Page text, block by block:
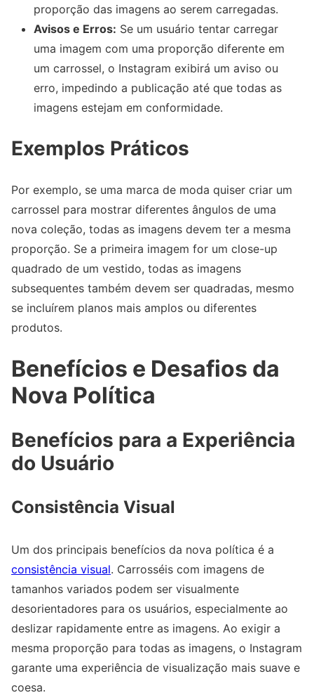
proporção das imagens ao serem carregadas.
Avisos e Erros: Se um usuário tentar carregar
uma imagem com uma proporção diferente em
um carrossel, o Instagram exibirá um aviso ou
erro, impedindo a publicação até que todas as
imagens estejam em conformidade.
Exemplos Práticos
Por exemplo, se uma marca de moda quiser criar um
carrossel para mostrar diferentes ângulos de uma
nova coleção, todas as imagens devem ter a mesma
proporção. Se a primeira imagem for um close-up
quadrado de um vestido, todas as imagens
subsequentes também devem ser quadradas, mesmo
se incluírem planos mais amplos ou diferentes
produtos.
Benefícios e Desafios da
Nova Política
Benefícios para a Experiência
do Usuário
Consistência Visual
Um dos principais benefícios da nova política é a
consistência visual. Carrosséis com imagens de
tamanhos variados podem ser visualmente
desorientadores para os usuários, especialmente ao
deslizar rapidamente entre as imagens. Ao exigir a
mesma proporção para todas as imagens, o Instagram
garante uma experiência de visualização mais suave e
coesa.